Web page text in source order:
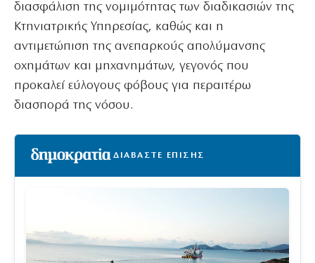
διασφάλιση της νομιμότητας των διαδικασιών της
Κτηνιατρικής Υπηρεσίας, καθώς και η
αντιμετώπιση της ανεπαρκούς απολύμανσης
οχημάτων και μηχανημάτων, γεγονός που
προκαλεί εύλογους φόβους για περαιτέρω
διασπορά της νόσου.
ΔΙΑΒΑΣΤΕ ΕΠΙΣΗΣ